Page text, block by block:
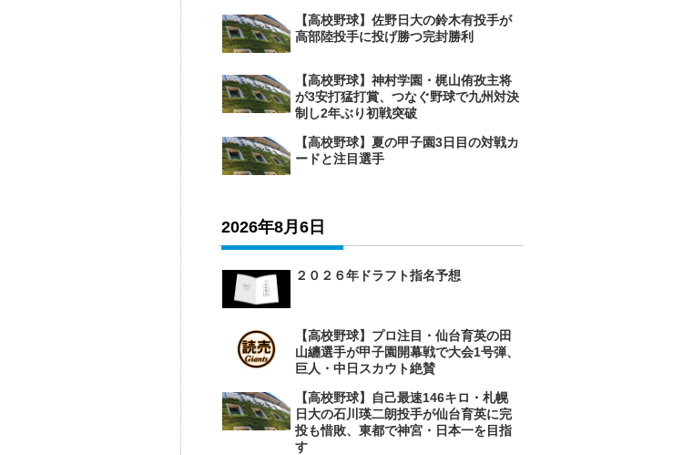
【高校野球】佐野日大の鈴木有投手が
高部陸投手に投げ勝つ完封勝利
【高校野球】神村学園・梶山侑孜主将
が3安打猛打賞、つなぐ野球で九州対決
制し2年ぶり初戦突破
【高校野球】夏の甲子園3日目の対戦カ
ードと注目選手
2026年8月6日
２０２６年ドラフト指名予想
【高校野球】プロ注目・仙台育英の田
山纏選手が甲子園開幕戦で大会1号弾、
巨人・中日スカウト絶賛
【高校野球】自己最速146キロ・札幌
日大の石川瑛二朗投手が仙台育英に完
投も惜敗、東都で神宮・日本一を目指
す